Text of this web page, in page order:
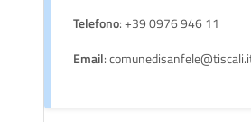
Telefono: +39 0976 946 11
Email: